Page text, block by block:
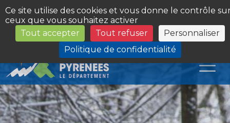
Panneau de gestion des cookies
Ce site utilise des cookies et vous donne le contrôle
ceux que vous souhaitez activer
Tout accepter
Tout refuser
Personnaliser
Politique de confidentialité
Les Sites du Département